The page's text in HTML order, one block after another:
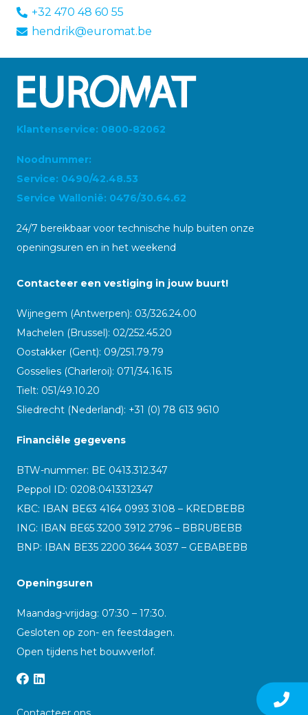
+32 470 48 60 55
hendrik@euromat.be
Klantenservice: 0800-82062
Noodnummer:
Service: 0490/42.48.53
Service Wallonië: 0476/30.64.62
24/7 bereikbaar voor technische hulp buiten onze
openingsuren en in het weekend
Contacteer een vestiging in jouw buurt!
Wijnegem (Antwerpen): 03/326.24.00
Machelen (Brussel): 02/252.45.20
Oostakker (Gent): 09/251.79.79
Gosselies (Charleroi): 071/34.16.15
Tielt: 051/49.10.20
Sliedrecht (Nederland): +31 (0) 78 613 9610
Financiële gegevens
BTW-nummer: BE 0413.312.347
Peppol ID: 0208:0413312347
KBC: IBAN BE63 4164 0993 3108 – KREDBEBB
ING: IBAN BE65 3200 3912 2796 – BBRUBEBB
BNP: IBAN BE35 2200 3644 3037 – GEBABEBB
Openingsuren
Maandag-vrijdag: 07:30 – 17:30.
Gesloten op zon- en feestdagen.
Open tijdens het bouwverlof.